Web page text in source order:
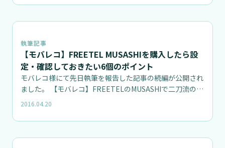
執筆記事
【モバレコ】FREETEL MUSASHIを購入したら設
定・確認しておきたい6個のポイント
モバレコ様にて先日執筆を報告した記事の続編が公開され
ました。 【モバレコ】FREETELのMUSASHIで二刀流の夢
を見…
2016.04.20